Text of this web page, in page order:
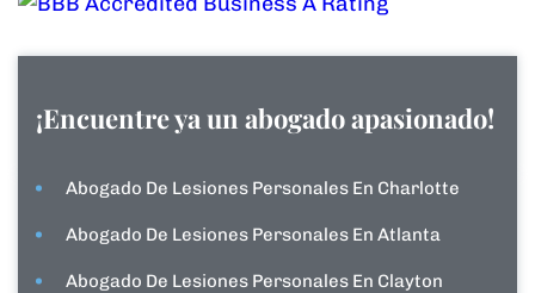
¡Encuentre ya un abogado apasionado!
Abogado De Lesiones Personales En Charlotte
Abogado De Lesiones Personales En Atlanta
Abogado De Lesiones Personales En Clayton